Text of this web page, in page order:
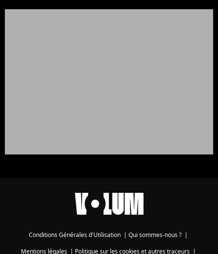
Conditions Générales d'Utilisation | Qui sommes-nous ? |
Mentions légales| Politique sur les cookies et autres traceurs|